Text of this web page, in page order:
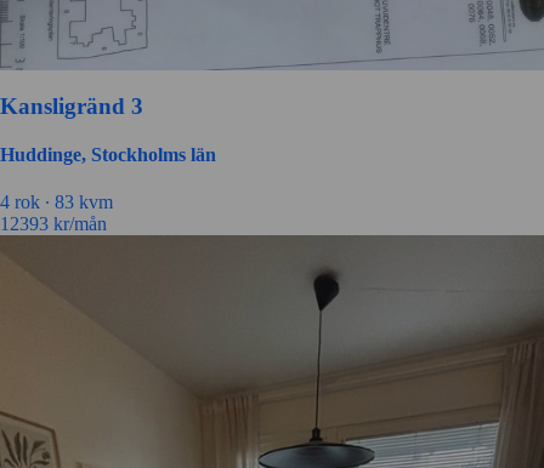
Kansligränd 3
Huddinge, Stockholms län
4 rok ∙ 83 kvm
12393 kr/mån